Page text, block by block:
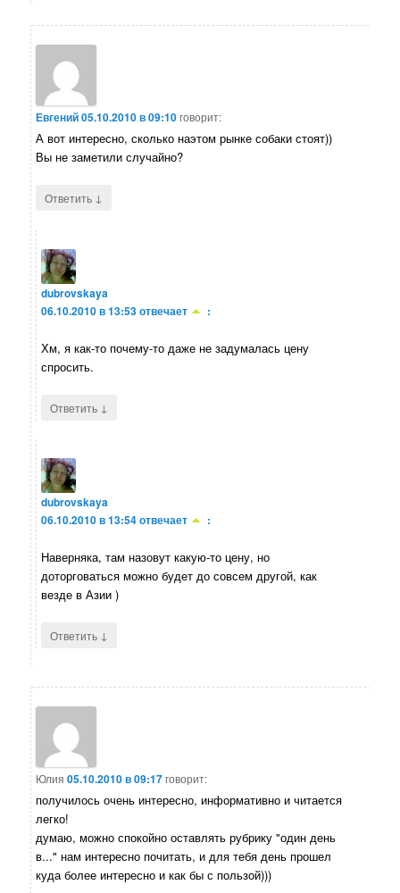
Евгений05.10.2010 в 09:10говорит:
А вот интересно, сколько наэтом рынке собаки стоят))
Вы не заметили случайно?
Ответить ↓
dubrovskaya
06.10.2010 в 13:53отвечает :
Хм, я как-то почему-то даже не задумалась цену
спросить.
Ответить ↓
dubrovskaya
06.10.2010 в 13:54отвечает :
Наверняка, там назовут какую-то цену, но
доторговаться можно будет до совсем другой, как
везде в Азии )
Ответить ↓
Юлия 05.10.2010 в 09:17говорит:
получилось очень интересно, информативно и читается
легко!
думаю, можно спокойно оставлять рубрику "один день
в..." нам интересно почитать, и для тебя день прошел
куда более интересно и как бы с пользой)))